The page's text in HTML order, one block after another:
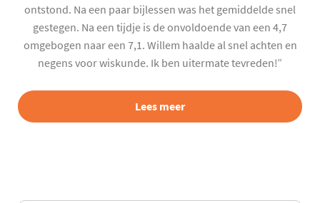
ontstond. Na een paar bijlessen was het gemiddelde snel
gestegen. Na een tijdje is de onvoldoende van een 4,7
omgebogen naar een 7,1. Willem haalde al snel achten en
negens voor wiskunde. Ik ben uitermate tevreden!”
Lees meer